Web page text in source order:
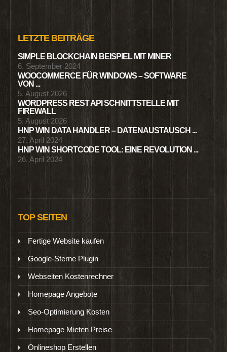
LETZTE BEITRÄGE
SIMPLE BLOCKCHAIN BEISPIEL MIT MINER
6. September 2024
WOOCOMMERCE FÜR WINDOWS – SOFTWARE
VON ...
5. August 2026
WORDPRESS REST API SCHNITTSTELLE MIT
FIREWALL
5. August 2026
HNP WIN DATA HANDLER – DATENAUSTAUSCH ...
27. April 2024
HNP WIN SHORTCODE TOOL: EINE REVOLUTION ...
26. April 2024
TOP SEITEN
Fertige Website kaufen
Google-Sterne Plugin
Webseiten Kostenrechner
Homepage Angebote
Seo-Optimierung Kosten
Homepage Mieten Preise
Onlineshop Erstellen